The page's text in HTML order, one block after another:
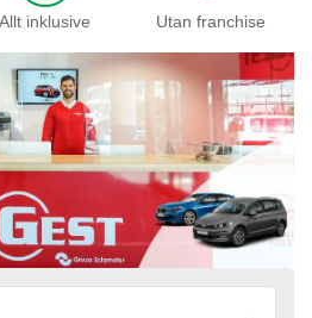
Allt inklusive Utan franchise